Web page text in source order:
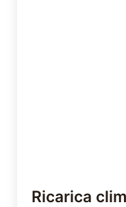
Ricarica